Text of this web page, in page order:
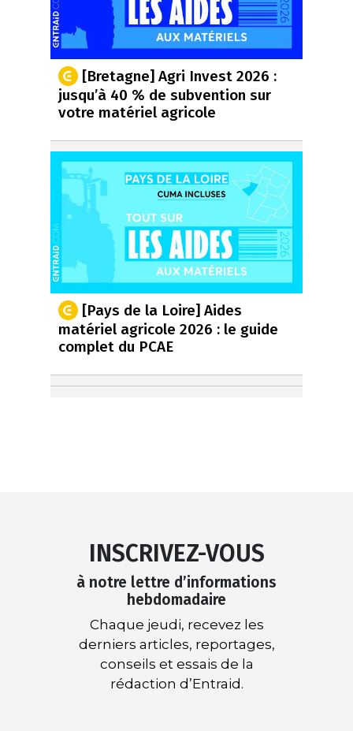
[Bretagne] Agri Invest 2026 :
jusqu’à 40 % de subvention sur
votre matériel agricole
[Pays de la Loire] Aides
matériel agricole 2026 : le guide
complet du PCAE
INSCRIVEZ-VOUS
à notre lettre d’informations
hebdomadaire
Chaque jeudi, recevez les
derniers articles, reportages,
conseils et essais de la
rédaction d’Entraid.